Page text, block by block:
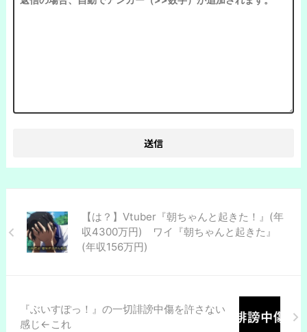
【は？】Vtuber『朝ちゃんと起きた！』(年
収4300万円) ワイ『朝ちゃんと起きた』
(年収156万円)
『ぶいすぽっ！』の一切誹謗中傷を許さない
感じ←これ